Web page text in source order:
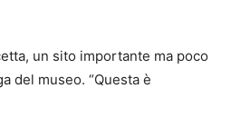
un sito importante ma poco
del museo. “Questa è